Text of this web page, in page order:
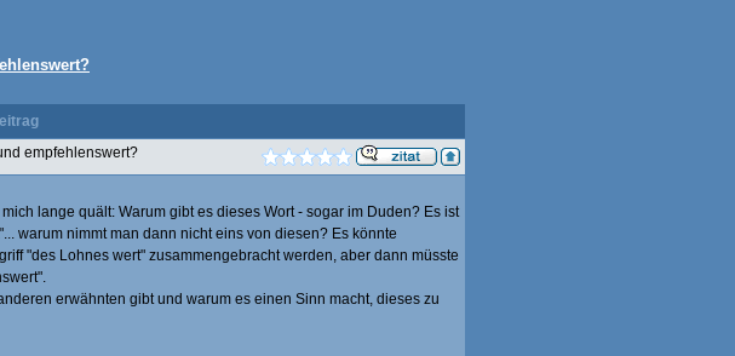
empfehlenswert?
lange quält: Warum gibt es dieses Wort - sogar im Duden? Es ist
warum nimmt man dann nicht eins von diesen? Es könnte
"des Lohnes wert" zusammengebracht werden, aber dann müsste
erwähnten gibt und warum es einen Sinn macht, dieses zu